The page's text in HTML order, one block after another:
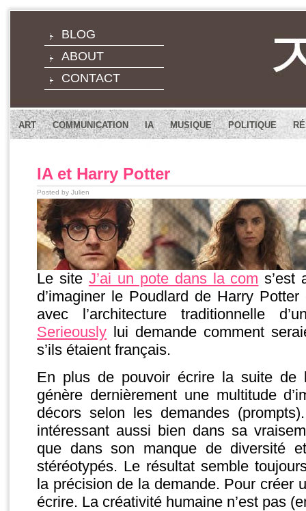
BLOG
ABOUT
CONTACT
ART COMMUNICATION IA MUSIQUE POLITIQUE
IA et Harry Potter
Posted by Julien
Le site J’ai un pote dans la com s’est
d’imaginer le Poudlard de Harry
avec l’architecture traditionnelle
Serieously lui demande comment
s’ils étaient français.
En plus de pouvoir écrire la suite de
génère dernièrement une multitude
décors selon les demandes
intéressant aussi bien dans sa
que dans son manque de diversité
stéréotypés. Le résultat semble
la précision de la demande. Pour créer
écrire. La créativité humaine n’est pas